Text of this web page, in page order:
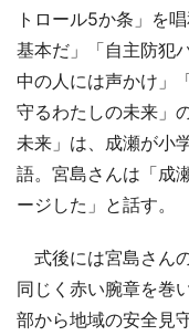
トロール5か条」を
基本だ」「自主防犯
中の人には声かけ」
守るわたしの未来」
未来」は、成瀬が小
語。宮島さんは「成
ージした」と話す。
式後には宮島さん
同じく赤い腕章を巻
部から地域の安全見